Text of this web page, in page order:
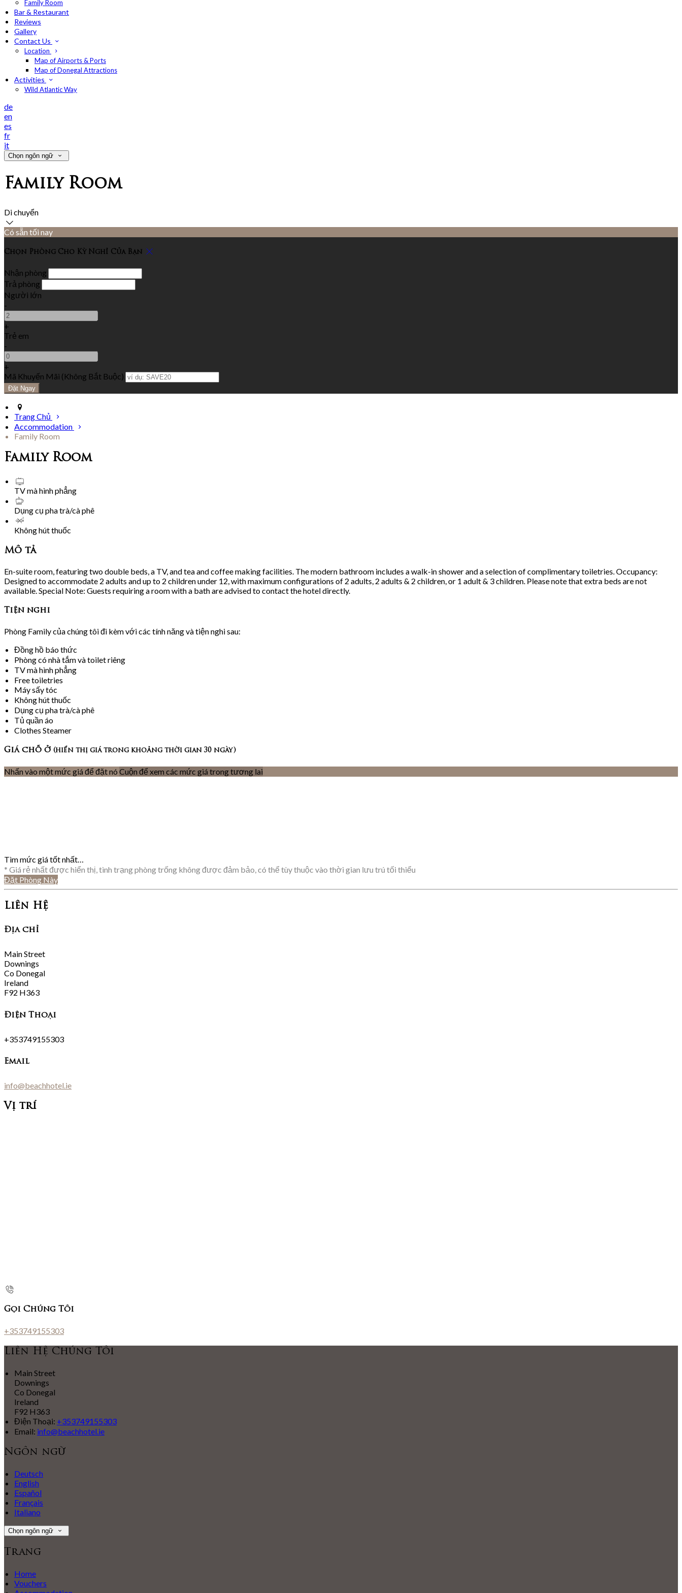
Family Room
Bar & Restaurant
Reviews
Gallery
Contact Us
Location
Map of Airports & Ports
Map of Donegal Attractions
Activities
Wild Atlantic Way
de
en
es
fr
it
Chọn ngôn ngữ
Family Room
Di chuyển
Có sẵn tối nay
Chọn Phòng Cho Kỳ Nghỉ Của Bạn
Nhận phòng
Trả phòng
Người lớn
-
+
Trẻ em
-
+
Mã Khuyến Mãi (Không Bắt Buộc)
Trang Chủ
Accommodation
Family Room
Family Room
TV mà hình phẳng
Dụng cụ pha trà/cà phê
Không hút thuốc
Mô tả
En-suite room, featuring two double beds, a TV, and tea and coffee making facilities. The modern bathroom includes a walk-in shower and a selection of complimentary toiletries. Occupancy:
Designed to accommodate 2 adults and up to 2 children under 12, with maximum configurations of 2 adults, 2 adults & 2 children, or 1 adult & 3 children. Please note that extra beds are not
available. Special Note: Guests requiring a room with a bath are advised to contact the hotel directly.
Tiện nghi
Phòng Family của chúng tôi đi kèm với các tính năng và tiện nghi sau:
Đồng hồ báo thức
Phòng có nhà tắm và toilet riêng
TV mà hình phẳng
Free toiletries
Máy sấy tóc
Không hút thuốc
Dụng cụ pha trà/cà phê
Tủ quần áo
Clothes Steamer
Giá chỗ ở (hiển thị giá trong khoảng thời gian 30 ngày)
Nhấn vào một mức giá để đặt nó Cuộn để xem các mức giá trong tương lai
Tìm mức giá tốt nhất…
* Giá rẻ nhất được hiển thị, tình trạng phòng trống không được đảm bảo, có thể tùy thuộc vào thời gian lưu trú tối thiểu
Đặt Phòng Này
Liên Hệ
Địa chỉ
Main Street
Downings
Co Donegal
Ireland
F92 H363
Điện Thoại
+353749155303
Email
info@beachhotel.ie
Vị trí
Gọi Chúng Tôi
+353749155303
Liên Hệ Chúng Tôi
Main Street
Downings
Co Donegal
Ireland
F92 H363
Điện Thoại: +353749155303
Email: info@beachhotel.ie
Ngôn ngữ
Deutsch
English
Español
Français
Italiano
Chọn ngôn ngữ
Trang
Home
Vouchers